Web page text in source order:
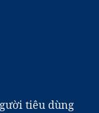
tiêu dùng